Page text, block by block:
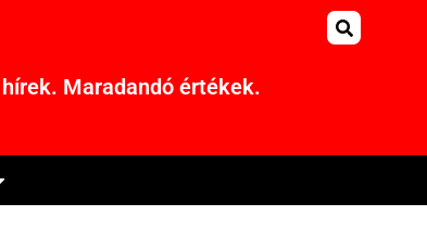
Maradandó értékek.